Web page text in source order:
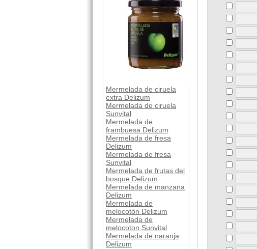
Mermelada de ciruela
extra Delizum
Mermelada de ciruela
Sunvital
Mermelada de
frambuesa Delizum
Mermelada de fresa
Delizum
Mermelada de fresa
Sunvital
Mermelada de frutas del
bosque Delizum
Mermelada de manzana
Delizum
Mermelada de
melocotón Delizum
Mermelada de
melocoton Sunvital
Mermelada de naranja
Delizum